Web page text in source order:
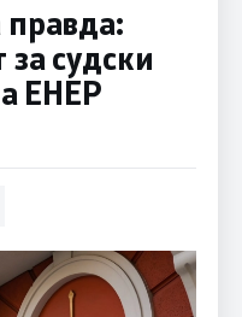
правда:
судски
ЕНЕР